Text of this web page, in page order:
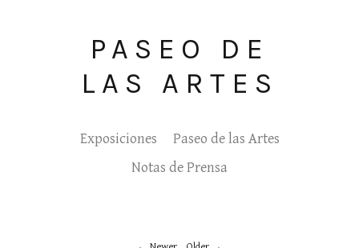
PASEO DE
LAS ARTES
Exposiciones
Paseo de las Artes
Notas de Prensa